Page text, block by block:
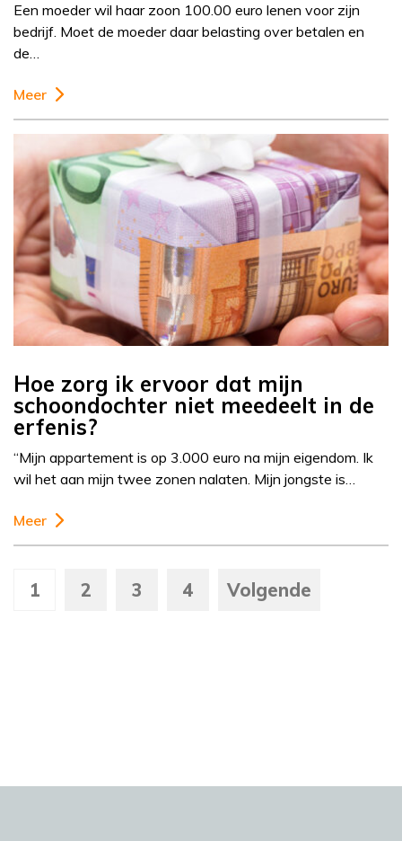
Een moeder wil haar zoon 100.00 euro lenen voor zijn
bedrijf. Moet de moeder daar belasting over betalen en
de…
Meer
Hoe zorg ik ervoor dat mijn
schoondochter niet meedeelt in de
erfenis?
“Mijn appartement is op 3.000 euro na mijn eigendom. Ik
wil het aan mijn twee zonen nalaten. Mijn jongste is…
Meer
1 2 3 4 Volgende